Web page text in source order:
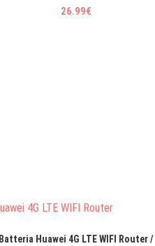
26.99€
Batteria Huawei 4G LTE WIFI Router /